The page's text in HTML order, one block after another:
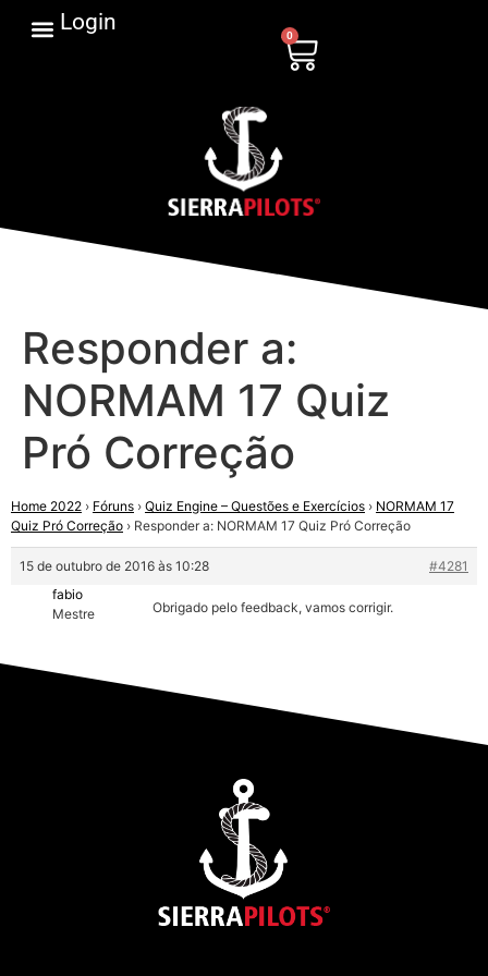
Login
0
Responder a:
NORMAM 17 Quiz
Pró Correção
Home 2022 › Fóruns › Quiz Engine – Questões e Exercícios › NORMAM 17
Quiz Pró Correção › Responder a: NORMAM 17 Quiz Pró Correção
15 de outubro de 2016 às 10:28
#4281
fabio
Mestre
Obrigado pelo feedback, vamos corrigir.